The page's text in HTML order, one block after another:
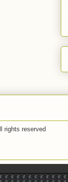
rights reserved